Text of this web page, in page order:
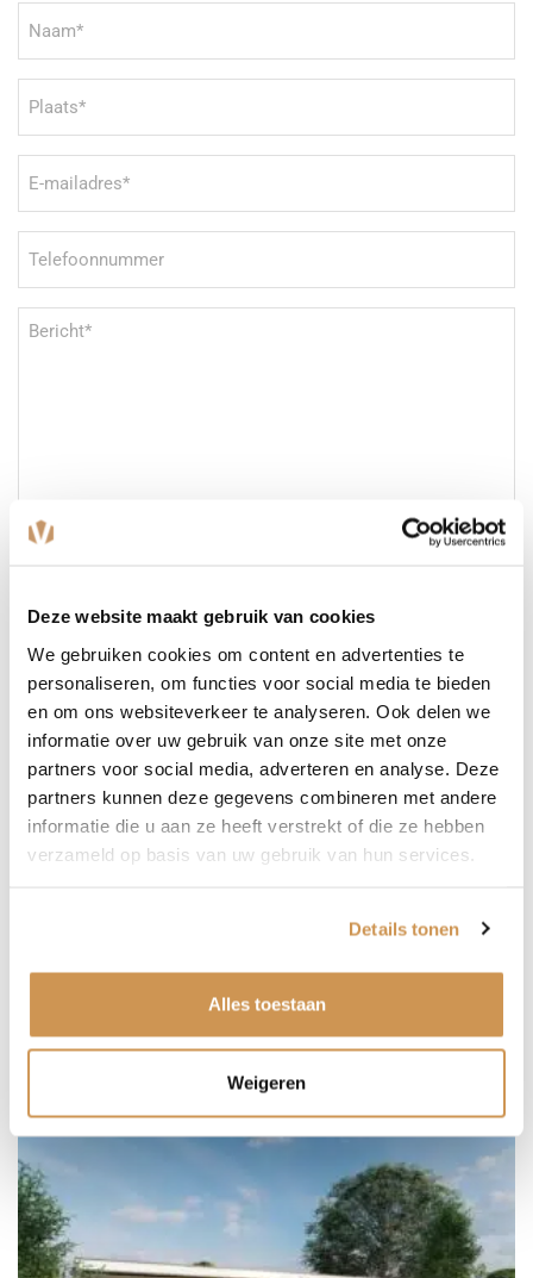
Deze website maakt gebruik van cookies
We gebruiken cookies om content en advertenties te
personaliseren, om functies voor social media te bieden
en om ons websiteverkeer te analyseren. Ook delen we
informatie over uw gebruik van onze site met onze
partners voor social media, adverteren en analyse. Deze
partners kunnen deze gegevens combineren met andere
informatie die u aan ze heeft verstrekt of die ze hebben
verzameld op basis van uw gebruik van hun services.
Details tonen
Alles toestaan
Weigeren
Naam (Vereist)
Plaats (Vereist)
E-
mailadres(Vereist)
Telefoonnummer
Bericht(Vereist)
CAPTCHA
OFFERTE AANVRAGEN
Gerelateerde producten